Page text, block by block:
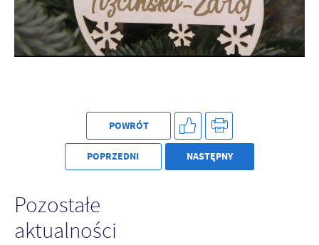
POWRÓT
POPRZEDNI NASTĘPNY
Pozostałe
aktualności
Firmy te działają w charakterze pośredników prezentujących nasze
treści w postaci wiadomości, ofert, komunikatów mediów
społecznościowych.